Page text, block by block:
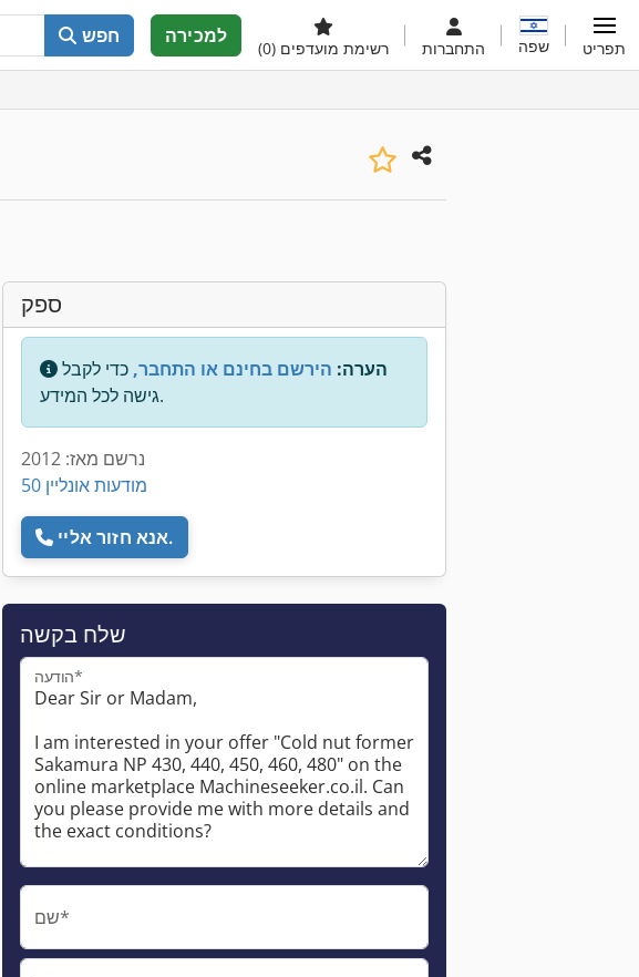
חפש למכירה
רשימת מועדפים (0) התחברות שפה תפריט
ספק
הערה: הירשם בחינם או התחבר, כדי לקבל
גישה לכל המידע.
נרשם מאז: 2012
50 מודעות אונליין
אנא חזור אליי.
שלח בקשה
הודעה*
שם*